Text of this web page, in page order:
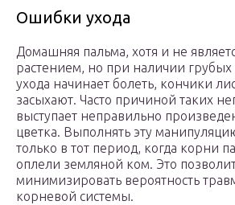
Ошибки ухода
Домашняя пальма, хотя и не
растением, но при наличии
ухода начинает болеть, кончики
засыхают. Часто причиной таких
выступает неправильно
цветка. Выполнять эту
только в тот период, когда корни
оплели земляной ком. Это
минимизировать вероятность
корневой системы.